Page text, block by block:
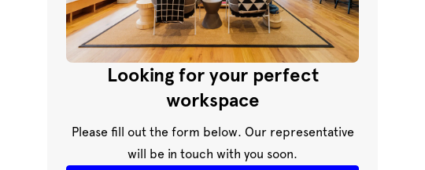
Looking for your perfect
workspace
Please fill out the form below. Our representative
will be in touch with you soon.